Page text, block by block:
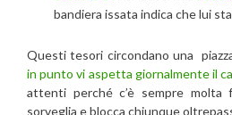
bandiera issata indica che lui
Questi tesori circondano una
in punto vi aspetta giornalmente il
attenti perché c’è sempre
sorveglia e blocca chiunque